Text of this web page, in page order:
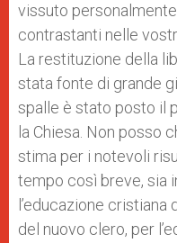
vissuto
contrastanti nelle
La restituzione della
stata fonte di grande
spalle è stato posto il
la Chiesa. Non posso
stima per i notevoli
tempo così breve, sia
l’educazione
del nuovo clero, per